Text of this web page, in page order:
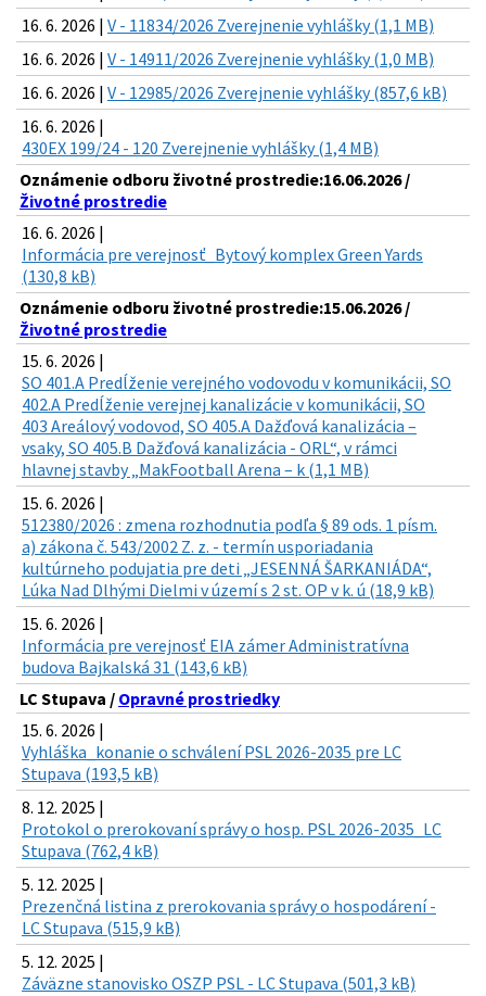
16. 6. 2026 | V - 11834/2026 Zverejnenie vyhlášky (1,1 MB)
16. 6. 2026 | V - 14911/2026 Zverejnenie vyhlášky (1,0 MB)
16. 6. 2026 | V - 12985/2026 Zverejnenie vyhlášky (857,6 kB)
16. 6. 2026 |
430EX 199/24 - 120 Zverejnenie vyhlášky (1,4 MB)
Oznámenie odboru životné prostredie:16.06.2026 /
Životné prostredie
16. 6. 2026 |
Informácia pre verejnosť_Bytový komplex Green Yards
(130,8 kB)
Oznámenie odboru životné prostredie:15.06.2026 /
Životné prostredie
15. 6. 2026 |
SO 401.A Predĺženie verejného vodovodu v komunikácii, SO
402.A Predĺženie verejnej kanalizácie v komunikácii, SO
403 Areálový vodovod, SO 405.A Dažďová kanalizácia –
vsaky, SO 405.B Dažďová kanalizácia - ORL“, v rámci
hlavnej stavby „MakFootball Arena – k (1,1 MB)
15. 6. 2026 |
512380/2026 : zmena rozhodnutia podľa § 89 ods. 1 písm.
a) zákona č. 543/2002 Z. z. - termín usporiadania
kultúrneho podujatia pre deti „JESENNÁ ŠARKANIÁDA“,
Lúka Nad Dlhými Dielmi v území s 2 st. OP v k. ú (18,9 kB)
15. 6. 2026 |
Informácia pre verejnosť EIA zámer Administratívna
budova Bajkalská 31 (143,6 kB)
LC Stupava / Opravné prostriedky
15. 6. 2026 |
Vyhláška_konanie o schválení PSL 2026-2035 pre LC
Stupava (193,5 kB)
8. 12. 2025 |
Protokol o prerokovaní správy o hosp. PSL 2026-2035_LC
Stupava (762,4 kB)
5. 12. 2025 |
Prezenčná listina z prerokovania správy o hospodárení -
LC Stupava (515,9 kB)
5. 12. 2025 |
Záväzne stanovisko OSZP PSL - LC Stupava (501,3 kB)